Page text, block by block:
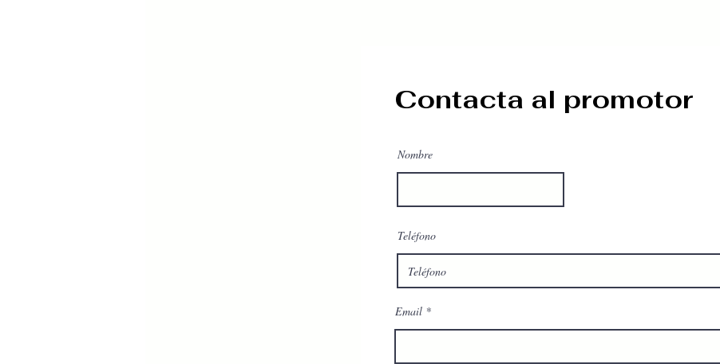
Contacta al promotor
Nombre
Teléfono
Email